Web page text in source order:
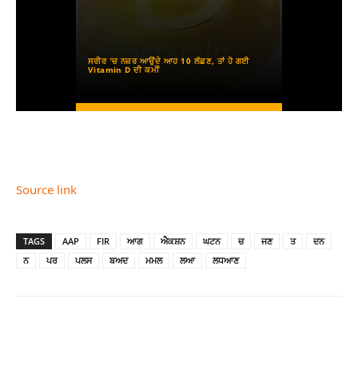
Source link
TAGS AAP FIR ਆਗ ਐਕਸ਼ਨ ਘਟਨ ਚ ਜਣ ਤ
ਦਨ
ਨ
ਪਰ ਪਲਸ ਬਅਦ ਮਮਲ ਲਆ ਲਧਆਣ